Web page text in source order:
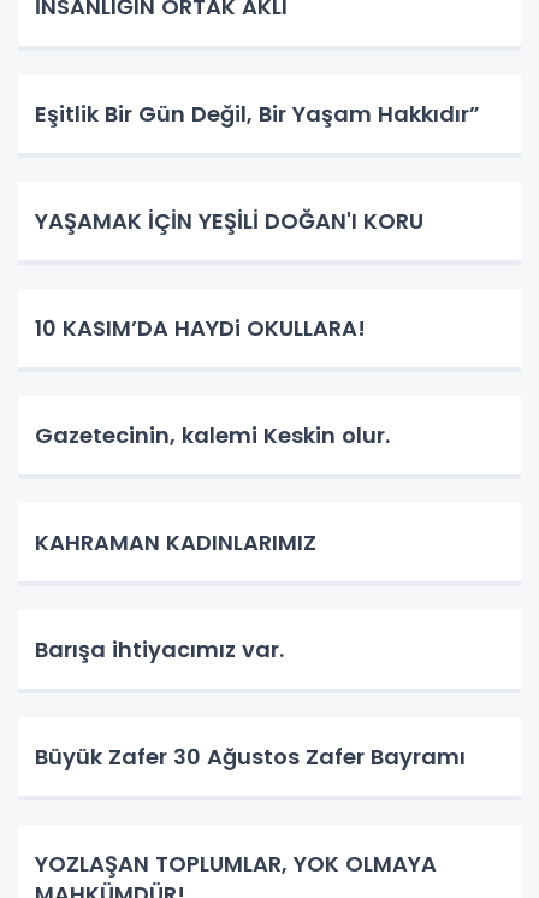
İNSANLIĞIN ORTAK AKLI
Eşitlik Bir Gün Değil, Bir Yaşam Hakkıdır”
YAŞAMAK İÇİN YEŞİLİ DOĞAN'I KORU
10 KASIM’DA HAYDi OKULLARA!
Gazetecinin, kalemi Keskin olur.
KAHRAMAN KADINLARIMIZ
Barışa ihtiyacımız var.
Büyük Zafer 30 Ağustos Zafer Bayramı
YOZLAŞAN TOPLUMLAR, YOK OLMAYA